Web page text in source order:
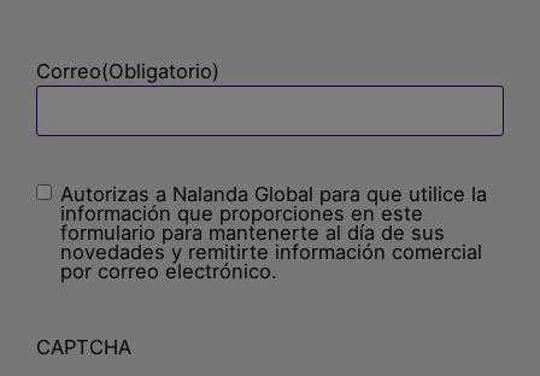
Correo(Obligatorio)
Sin
nombre(Obligatorio)
Autorizas a Nalanda Global para que utilice la
información que proporciones en este
formulario para mantenerte al día de sus
novedades y remitirte información comercial
por correo electrónico.
CAPTCHA